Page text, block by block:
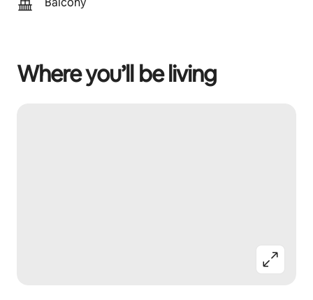
Where you’ll be living